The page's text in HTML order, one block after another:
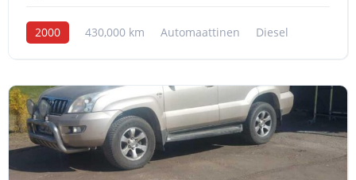
2000 430,000 km Automaattinen Diesel